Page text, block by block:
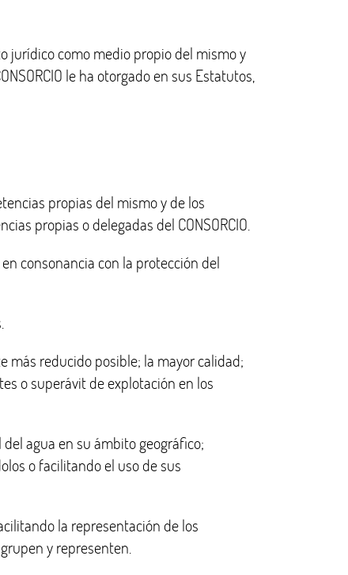
jurídico como medio propio del mismo y
le ha otorgado en sus Estatutos,
propias del mismo y de los
propias o delegadas del CONSORCIO.
consonancia con la protección del
más reducido posible; la mayor calidad;
o superávit de explotación en los
agua en su ámbito geográfico;
o facilitando el uso de sus
la representación de los
y representen.